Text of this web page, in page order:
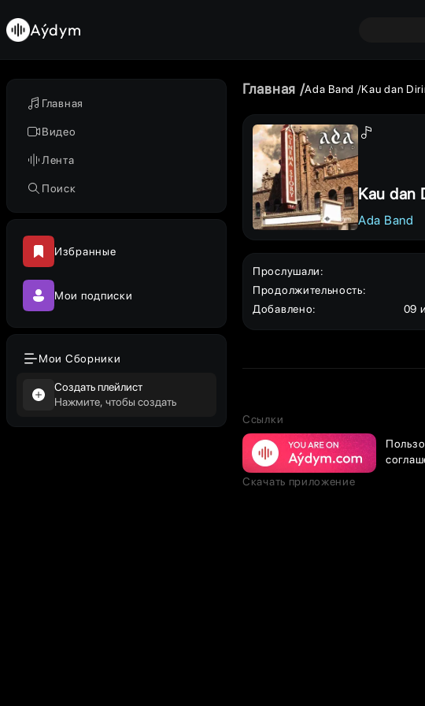
Главная
Видео
Лента
Поиск
Избранные
Мои подписки
Мои Сборники
Создать плейлист
Нажмите, чтобы создать
Aýdym
Главная Ada Band Kau dan
Kau dan
Ada Band
Прослушали:
Продолжительность:
Добавлено: 09
Ссылки
Скачать приложение